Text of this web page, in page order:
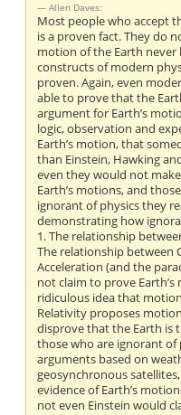
Allen Daves:
Most people who accept
is a proven fact. They do
motion of the Earth
constructs of modern
proven. Again, even
able to prove that the
argument for Earth’s
logic, observation and
Earth’s motion, that
than Einstein, Hawking
even they would not
Earth’s motions, and
ignorant of physics they
demonstrating how
1. The relationship
The relationship between
Acceleration (and the
not claim to prove Earth’s
ridiculous idea that
Relativity proposes
disprove that the Earth is
those who are ignorant
arguments based on
geosynchronous
evidence of Earth’s
not even Einstein would